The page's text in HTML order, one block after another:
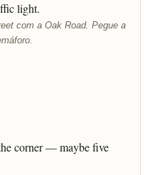
light.
com a Oak Road. Pegue a
corner — maybe five